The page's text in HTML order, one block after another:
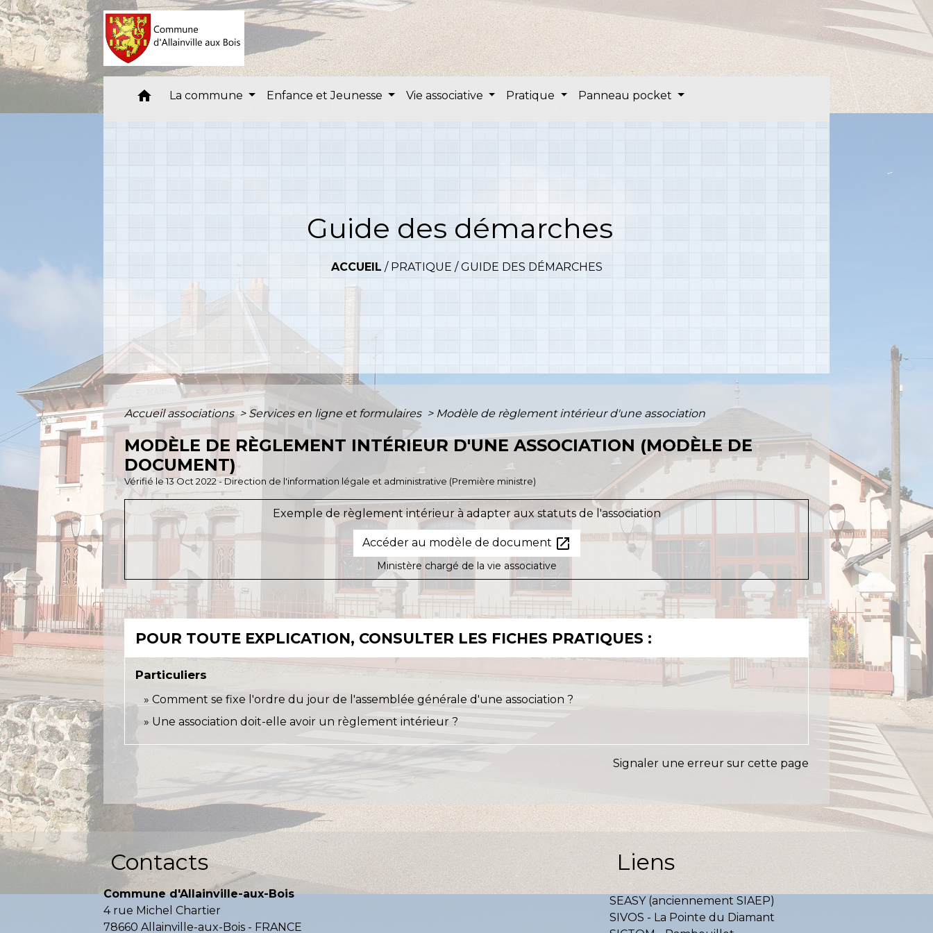
home La commune Enfance et Jeunesse Vie associative Pratique Panneau pocket
Guide des démarches
ACCUEIL / PRATIQUE /GUIDE DES DÉMARCHES
Accueil associations> Services en ligne et formulaires > Modèle de règlement intérieur d'une association
MODÈLE DE RÈGLEMENT INTÉRIEUR D'UNE ASSOCIATION (MODÈLE DE
DOCUMENT)
Vérifié le 13 Oct 2022 - Direction de l'information légale et administrative (Première ministre)
Exemple de règlement intérieur à adapter aux statuts de l'association
Accéder au modèle de document open_in_new
Ministère chargé de la vie associative
POUR TOUTE EXPLICATION, CONSULTER LES FICHES PRATIQUES :
Particuliers
Comment se fixe l'ordre du jour de l'assemblée générale d'une association ?
Une association doit-elle avoir un règlement intérieur ?
Signaler une erreur sur cette page
Contacts
Commune d'Allainville-aux-Bois
4 rue Michel Chartier
78660 Allainville-aux-Bois - FRANCE
Liens
SEASY (anciennement SIAEP)
SIVOS - La Pointe du Diamant